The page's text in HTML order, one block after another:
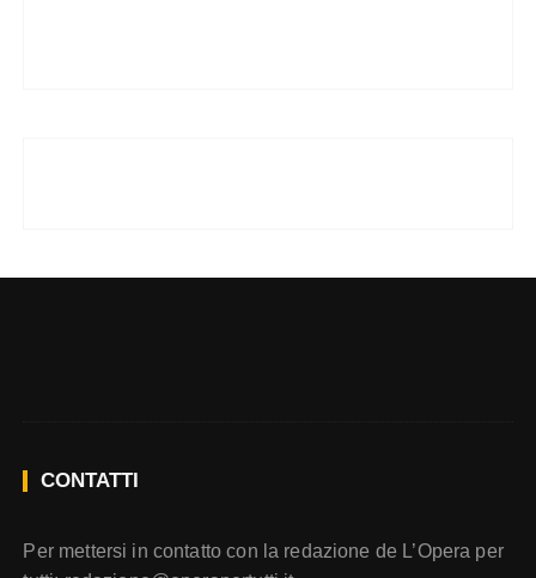
CONTATTI
Per mettersi in contatto con la redazione de L’Opera per